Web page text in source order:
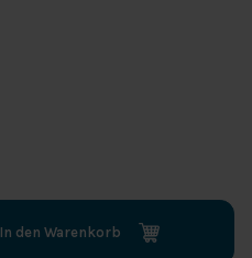
In den Warenkorb